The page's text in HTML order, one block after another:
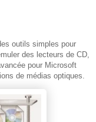
outils simples pour
des lecteurs de CD,
pour Microsoft
de médias optiques.